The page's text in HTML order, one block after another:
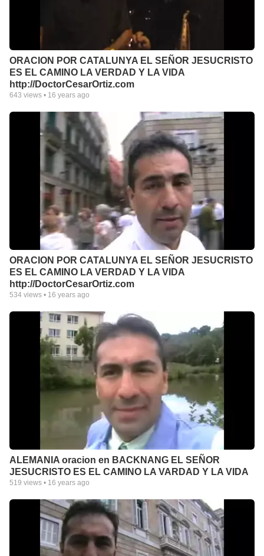
ORACION POR CATALUNYA EL SEÑOR JESUCRISTO
ES EL CAMINO LA VERDAD Y LA VIDA
http://DoctorCesarOrtiz.com
643 views • 16 years ago
ORACION POR CATALUNYA EL SEÑOR JESUCRISTO
ES EL CAMINO LA VERDAD Y LA VIDA
http://DoctorCesarOrtiz.com
534 views • 16 years ago
ALEMANIA oracion en BACKNANG EL SEÑOR
JESUCRISTO ES EL CAMINO LA VARDAD Y LA VIDA
519 views • 16 years ago